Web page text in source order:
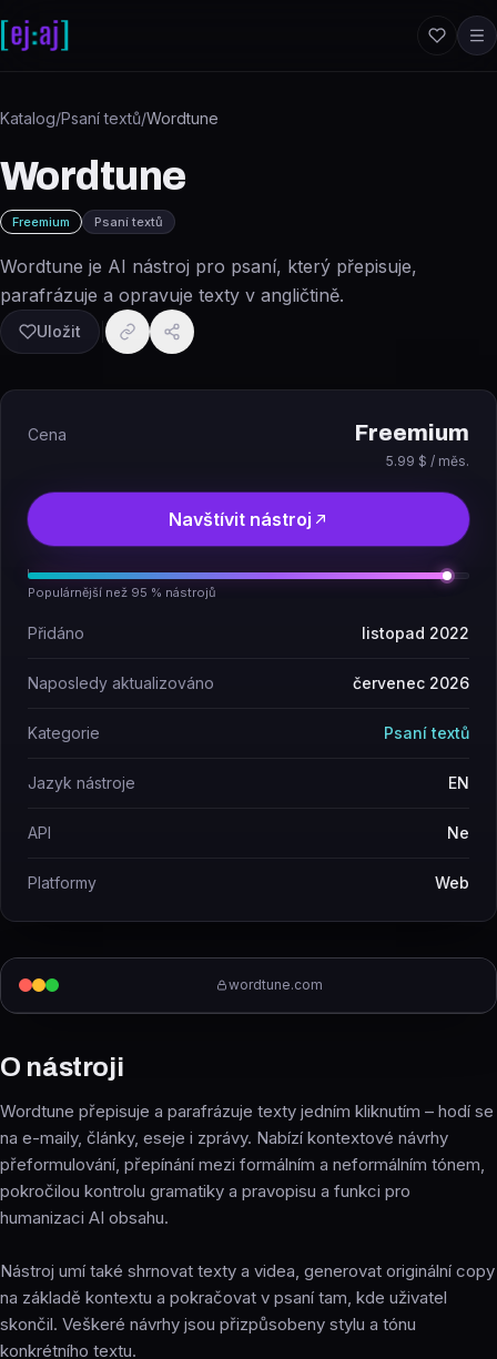
Katalog/Psaní textů/Wordtune
Wordtune
Freemium Psaní textů
Wordtune je AI nástroj pro psaní, který přepisuje,
parafrázuje a opravuje texty v angličtině.
Uložit
wordtune.com
O nástroji
Wordtune přepisuje a parafrázuje texty jedním kliknutím – hodí se
na e-maily, články, eseje i zprávy. Nabízí kontextové návrhy
přeformulování, přepínání mezi formálním a neformálním tónem,
pokročilou kontrolu gramatiky a pravopisu a funkci pro
humanizaci AI obsahu.
Nástroj umí také shrnovat texty a videa, generovat originální copy
na základě kontextu a pokračovat v psaní tam, kde uživatel
skončil. Veškeré návrhy jsou přizpůsobeny stylu a tónu
konkrétního textu.
Cena Freemium
5.99 $ / měs.
Navštívit nástroj
Populárnější než 95 % nástrojů
Přidáno listopad 2022
Naposledy aktualizováno červenec 2026
Kategorie Psaní textů
Jazyk nástroje EN
API Ne
Platformy Web